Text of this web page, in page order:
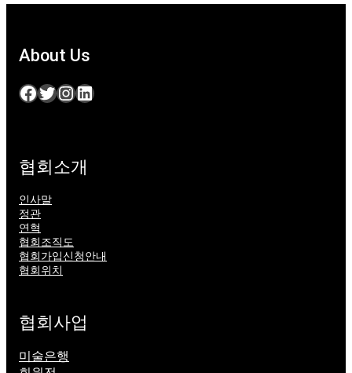
About Us
Facebook Twitter InstagramLinkedIn
협회소개
인사말
정관
연혁
협회조직도
협회가입신청안내
협회위치
협회사업
미술은행